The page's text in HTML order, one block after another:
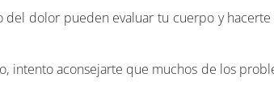
del dolor pueden evaluar tu cuerpo y
intento aconsejarte que muchos de los